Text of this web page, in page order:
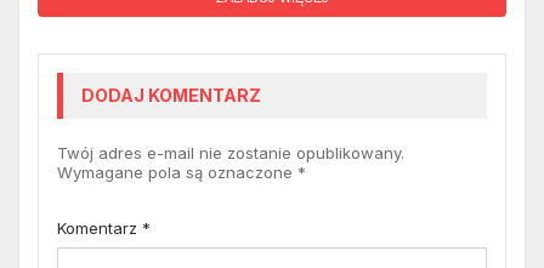
DODAJ KOMENTARZ
Twój adres e-mail nie zostanie opublikowany.
Wymagane pola są oznaczone *
Komentarz *